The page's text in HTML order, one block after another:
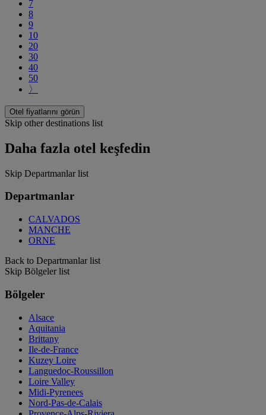
7
8
9
10
20
30
40
50
〉
Otel fiyatlarını görün
Skip other destinations list
Daha fazla otel keşfedin
Skip Departmanlar list
Departmanlar
CALVADOS
MANCHE
ORNE
Back to Departmanlar list
Skip Bölgeler list
Bölgeler
Alsace
Aquitania
Brittany
Ile-de-France
Kuzey Loire
Languedoc-Roussillon
Loire Valley
Midi-Pyrenees
Nord-Pas-de-Calais